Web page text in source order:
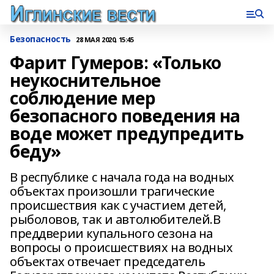
Безопасность 28 МАЯ 2020, 15:45
Фарит Гумеров: «Только
неукоснительное
соблюдение мер
безопасного поведения на
воде может предупредить
беду»
В республике с начала года на водных
объектах произошли трагические
происшествия как с участием детей,
рыболовов, так и автолюбителей.В
преддверии купального сезона на
вопросы о происшествиях на водных
объектах отвечает председатель